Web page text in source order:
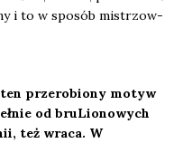
i to w spo­sób mistrzow­
ten prze­ro­bio­ny motyw
od bru­Lio­no­wych
też wra­ca. W